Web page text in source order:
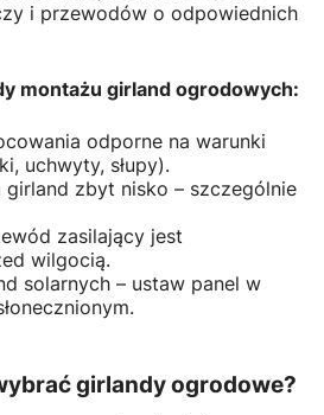
i przewodów o odpowiednich
montażu girland ogrodowych:
odporne na warunki
uchwyty, słupy).
girland zbyt nisko – szczególnie
zasilający jest
wilgocią.
solarnych – ustaw panel w
girlandy ogrodowe?